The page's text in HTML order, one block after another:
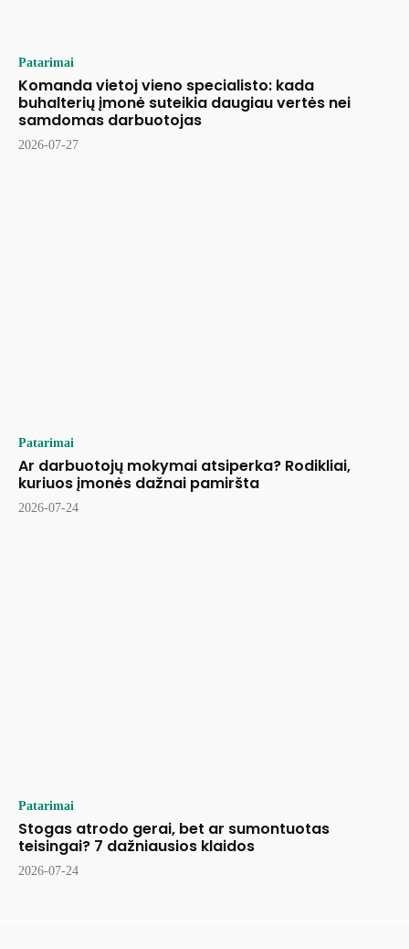
Patarimai
Komanda vietoj vieno specialisto: kada
buhalterių įmonė suteikia daugiau vertės nei
samdomas darbuotojas
2026-07-27
Patarimai
Ar darbuotojų mokymai atsiperka? Rodikliai,
kuriuos įmonės dažnai pamiršta
2026-07-24
Patarimai
Stogas atrodo gerai, bet ar sumontuotas
teisingai? 7 dažniausios klaidos
2026-07-24